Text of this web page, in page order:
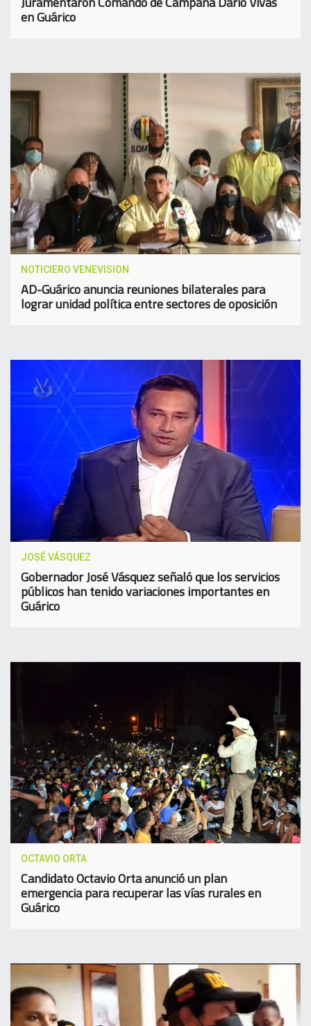
en Guárico
NOTICIERO VENEVISION
AD-Guárico anuncia reuniones bilaterales para
lograr unidad política entre sectores de oposición
JOSÉ VÁSQUEZ
Gobernador José Vásquez señaló que los servicios
públicos han tenido variaciones importantes en
Guárico
OCTAVIO ORTA
Candidato Octavio Orta anunció un plan
emergencia para recuperar las vías rurales en
Guárico